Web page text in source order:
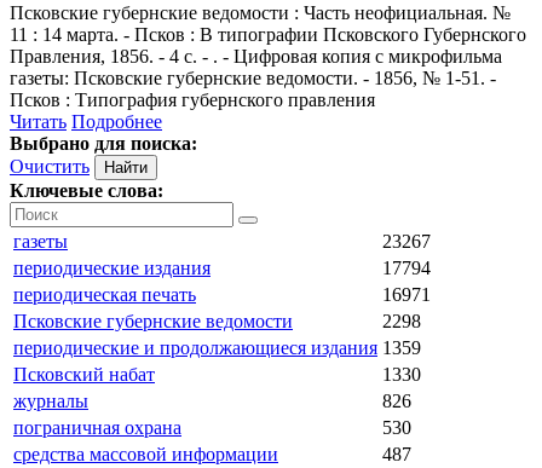
Псковские губернские ведомости : Часть неофициальная. №
11 : 14 марта. - Псков : В типографии Псковского Губернского
Правления, 1856. - 4 с. - . - Цифровая копия с микрофильма
газеты: Псковские губернские ведомости. - 1856, № 1-51. -
Псков : Типография губернского правления
Читать Подробнее
Выбрано для поиска:
Очистить
Ключевые слова:
газеты
23267
периодические издания
17794
периодическая печать
16971
Псковские губернские ведомости
2298
периодические и продолжающиеся издания 1359
Псковский набат
1330
журналы
826
пограничная охрана
530
средства массовой информации
487